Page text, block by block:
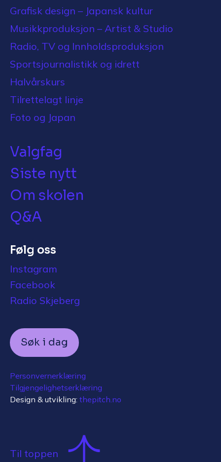
Grafisk design – Japansk kultur
Musikkproduksjon – Artist & Studio
Radio, TV og Innholdsproduksjon
Sportsjournalistikk og idrett
Halvårskurs
Tilrettelagt linje
Foto og Japan
Valgfag
Siste nytt
Om skolen
Q&A
Følg oss
Instagram
Facebook
Radio Skjeberg
Søk i dag
Personvernerklæring
Tilgjengelighetserklæring
Design & utvikling: thepitch.no
Til toppen